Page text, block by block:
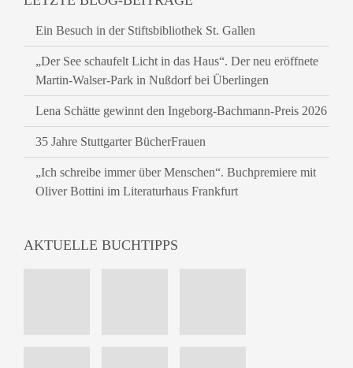
Ein Besuch in der Stiftsbibliothek St. Gallen
„Der See schaufelt Licht in das Haus“. Der neu eröffnete
Martin-Walser-Park in Nußdorf bei Überlingen
Lena Schätte gewinnt den Ingeborg-Bachmann-Preis 2026
35 Jahre Stuttgarter BücherFrauen
„Ich schreibe immer über Menschen“. Buchpremiere mit
Oliver Bottini im Literaturhaus Frankfurt
AKTUELLE BUCHTIPPS